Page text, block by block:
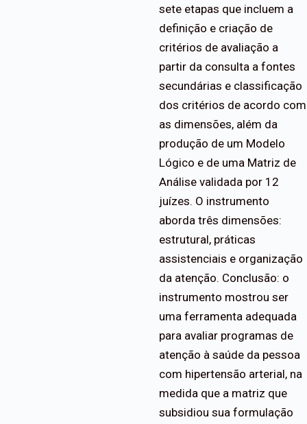
sete etapas que incluem a
definição e criação de
critérios de avaliação a
partir da consulta a fontes
secundárias e classificação
dos critérios de acordo com
as dimensões, além da
produção de um Modelo
Lógico e de uma Matriz de
Análise validada por 12
juízes. O instrumento
aborda três dimensões:
estrutural, práticas
assistenciais e organização
da atenção. Conclusão: o
instrumento mostrou ser
uma ferramenta adequada
para avaliar programas de
atenção à saúde da pessoa
com hipertensão arterial, na
medida que a matriz que
subsidiou sua formulação